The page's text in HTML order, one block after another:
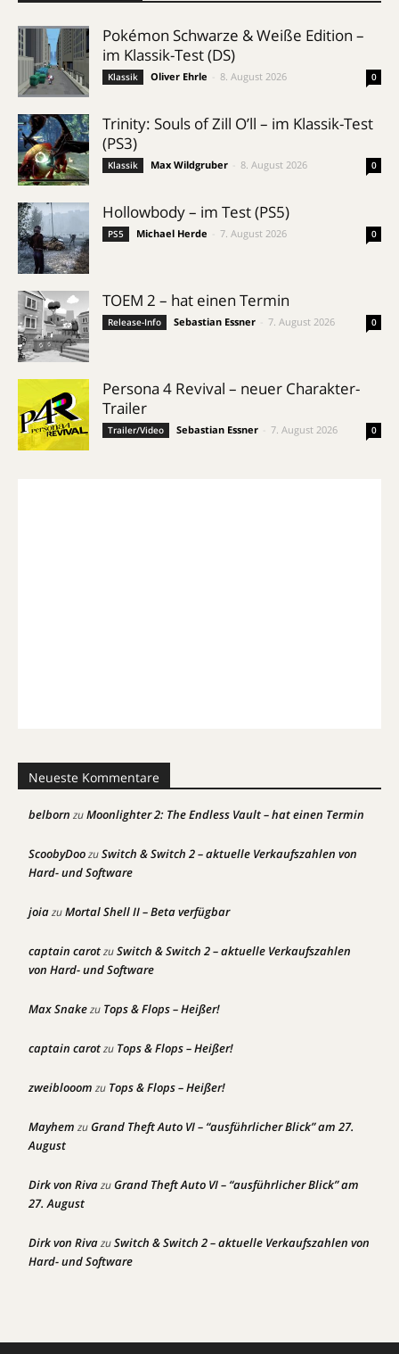
Pokémon Schwarze & Weiße Edition –
im Klassik-Test (DS)
Klassik Oliver Ehrle 8. August 2026 0
Trinity: Souls of Zill O’ll – im Klassik-Test
(PS3)
Klassik Max Wildgruber 8. August 2026 0
Hollowbody – im Test (PS5)
PS5 Michael Herde 7. August 2026 0
TOEM 2 – hat einen Termin
Release-Info Sebastian Essner 7. August 2026 0
Persona 4 Revival – neuer Charakter-
Trailer
Trailer/Video Sebastian Essner 7. August 2026 0
Neueste Kommentare
belborn zuMoonlighter 2: The Endless Vault – hat einen Termin
ScoobyDoozuSwitch & Switch 2 – aktuelle Verkaufszahlen von
Hard- und Software
joiazuMortal Shell II – Beta verfügbar
captain carotzuSwitch & Switch 2 – aktuelle Verkaufszahlen
von Hard- und Software
Max Snakezu Tops & Flops – Heißer!
captain carotzu Tops & Flops – Heißer!
zweiblooom zu Tops & Flops – Heißer!
Mayhem zuGrand Theft Auto VI – “ausführlicher Blick” am 27.
August
Dirk von RivazuGrand Theft Auto VI – “ausführlicher Blick” am
27. August
Dirk von RivazuSwitch & Switch 2 – aktuelle Verkaufszahlen von
Hard- und Software